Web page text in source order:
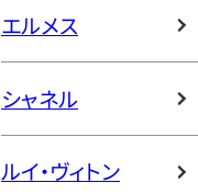
エルメス
シャネル
ルイ・ヴィトン